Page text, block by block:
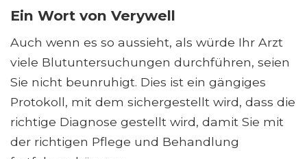
Ein Wort von Verywell
Auch wenn es so aussieht, als würde Ihr Arzt
viele Blutuntersuchungen durchführen, seien
Sie nicht beunruhigt. Dies ist ein gängiges
Protokoll, mit dem sichergestellt wird, dass die
richtige Diagnose gestellt wird, damit Sie mit
der richtigen Pflege und Behandlung